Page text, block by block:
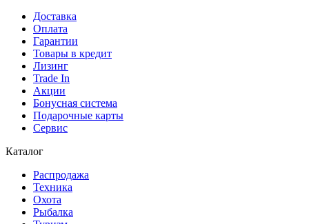
Доставка
Оплата
Гарантии
Товары в кредит
Лизинг
Trade In
Акции
Бонусная система
Подарочные карты
Сервис
Каталог
Распродажа
Техника
Охота
Рыбалка